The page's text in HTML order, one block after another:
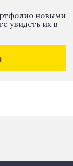
новыми
увидеть их в